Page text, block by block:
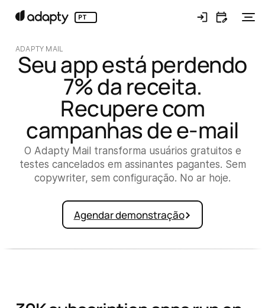
PT
ADAPTY MAIL
Seu app está perdendo
7% da receita.
Recupere com
campanhas de e-mail
O Adapty Mail transforma usuários gratuitos e
testes cancelados em assinantes pagantes. Sem
copywriter, sem configuração. No ar hoje.
Agendar demonstração